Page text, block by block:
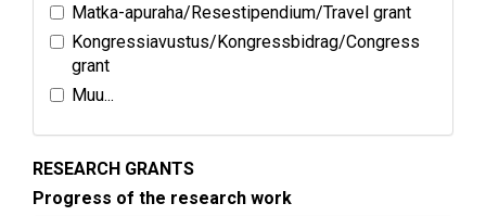
Matka-apuraha/Resestipendium/Travel grant
Kongressiavustus/Kongressbidrag/Congress
grant
Muu...
RESEARCH GRANTS
Progress of the research work